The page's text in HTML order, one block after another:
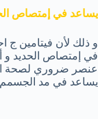
يساعد في إمتصاص
و ذلك لأن فيتامين ج
في إمتصاص الحديد و
يساعد في مد الجسمم 25 % من الحديد .